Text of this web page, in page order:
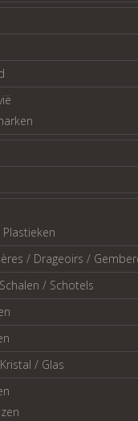
/ Drageoirs /
/ Schotels
/ Glas